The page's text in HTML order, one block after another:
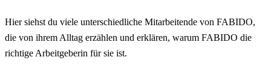
Hier siehst du viele unterschiedliche Mitarbeitende von FABIDO,
die von ihrem Alltag erzählen und erklären, warum FABIDO die
richtige Arbeitgeberin für sie ist.